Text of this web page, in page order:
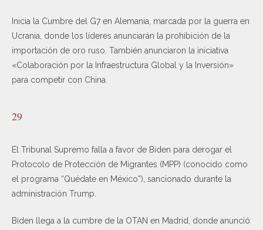
Inicia la Cumbre del G7 en Alemania, marcada por la guerra en
Ucrania, donde los líderes anunciarán la prohibición de la
importación de oro ruso. También anunciaron la iniciativa
«Colaboración por la Infraestructura Global y la Inversión»
para competir con China.
29
El Tribunal Supremo falla a favor de Biden para derogar el
Protocolo de Protección de Migrantes (MPP) (conocido como
el programa “Quédate en México”), sancionado durante la
administración Trump.
Biden llega a la cumbre de la OTAN en Madrid, donde anunció